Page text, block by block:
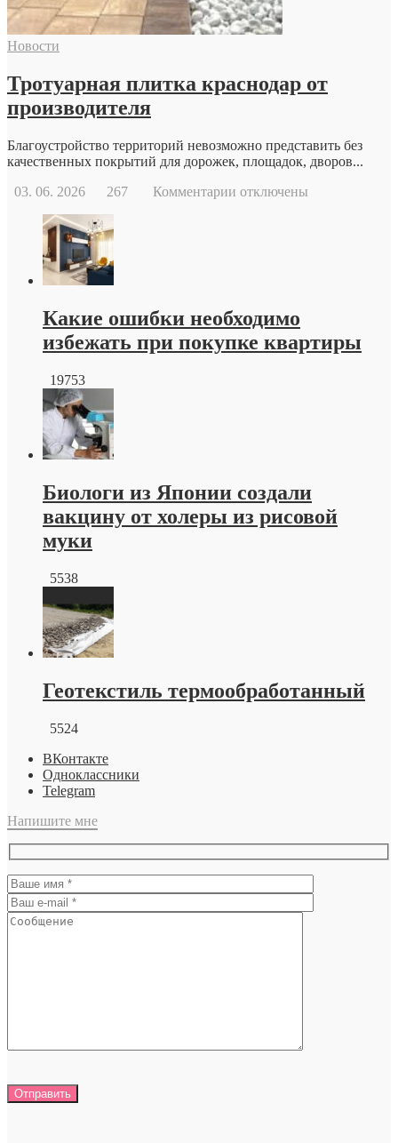
возможности
современной
Новости
Тротуарная плитка краснодар от
производителя
Благоустройство территорий невозможно представить без
качественных покрытий для дорожек, площадок, дворов...
03. 06. 2026
267 Комментарии котключены
Какие ошибки необходимо
избежать при покупке квартиры
19753
Биологи из Японии создали
вакцину от холеры из рисовой
муки
5538
Геотекстиль термообработанный
5524
ВКонтакте
Одноклассники
Telegram
Напишите мне